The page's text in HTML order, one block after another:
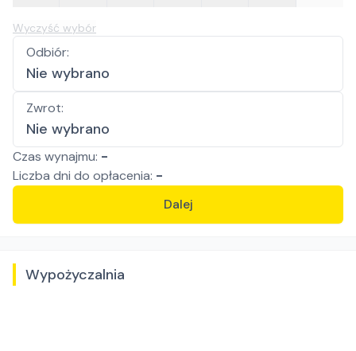
Wyczyść wybór
Odbiór:
Nie wybrano
Zwrot:
Nie wybrano
Czas wynajmu: -
Liczba dni do opłacenia: -
Dalej
Wypożyczalnia